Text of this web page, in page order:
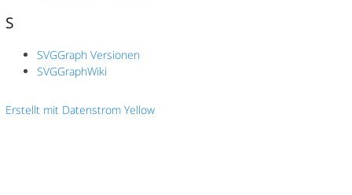
S
SVGGraph Versionen
SVGGraphWiki
Erstellt mit Datenstrom Yellow